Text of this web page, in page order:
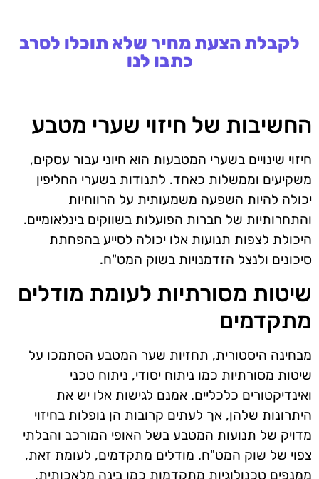
לקבלת הצעת מחיר שלא תוכלו לסרב
כתבו לנו
החשיבות של חיזוי שערי מטבע
חיזוי שינויים בשערי המטבעות הוא חיוני עבור עסקים,
משקיעים וממשלות כאחד. לתנודות בשערי החליפין
יכולה להיות השפעה משמעותית על הרווחיות
והתחרותיות של חברות הפועלות בשווקים בינלאומיים.
היכולת לצפות תנועות אלו יכולה לסייע בהפחתת
סיכונים ולנצל הזדמנויות בשוק המט"ח.
שיטות מסורתיות לעומת מודלים
מתקדמים
מבחינה היסטורית, תחזיות שער המטבע הסתמכו על
שיטות מסורתיות כמו ניתוח יסודי, ניתוח טכני
ואינדיקטורים כלכליים. אמנם לגישות אלו יש את
היתרונות שלהן, אך לעתים קרובות הן נופלות בחיזוי
מדויק של תנועות המטבע בשל האופי המורכב והבלתי
צפוי של שוק המט"ח. מודלים מתקדמים, לעומת זאת,
ממנפים טכנולוגיות מתקדמות כמו בינה מלאכותית,